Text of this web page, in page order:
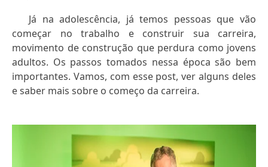
Já na adolescência, já temos pessoas que vão
começar no trabalho e construir sua carreira,
movimento de construção que perdura como jovens
adultos. Os passos tomados nessa época são bem
importantes. Vamos, com esse post, ver alguns deles
e saber mais sobre o começo da carreira.